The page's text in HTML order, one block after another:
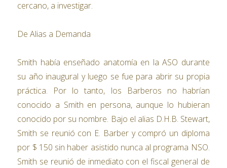
cercano, a investigar.
De Alias ​​a Demanda
Smith había enseñado anatomía en la ASO durante
su año inaugural y luego se fue para abrir su propia
práctica. Por lo tanto, los Barberos no habrían
conocido a Smith en persona, aunque lo hubieran
conocido por su nombre. Bajo el alias D.H.B. Stewart,
Smith se reunió con E. Barber y compró un diploma
por $ 150 sin haber asistido nunca al programa NSO.
Smith se reunió de inmediato con el fiscal general de